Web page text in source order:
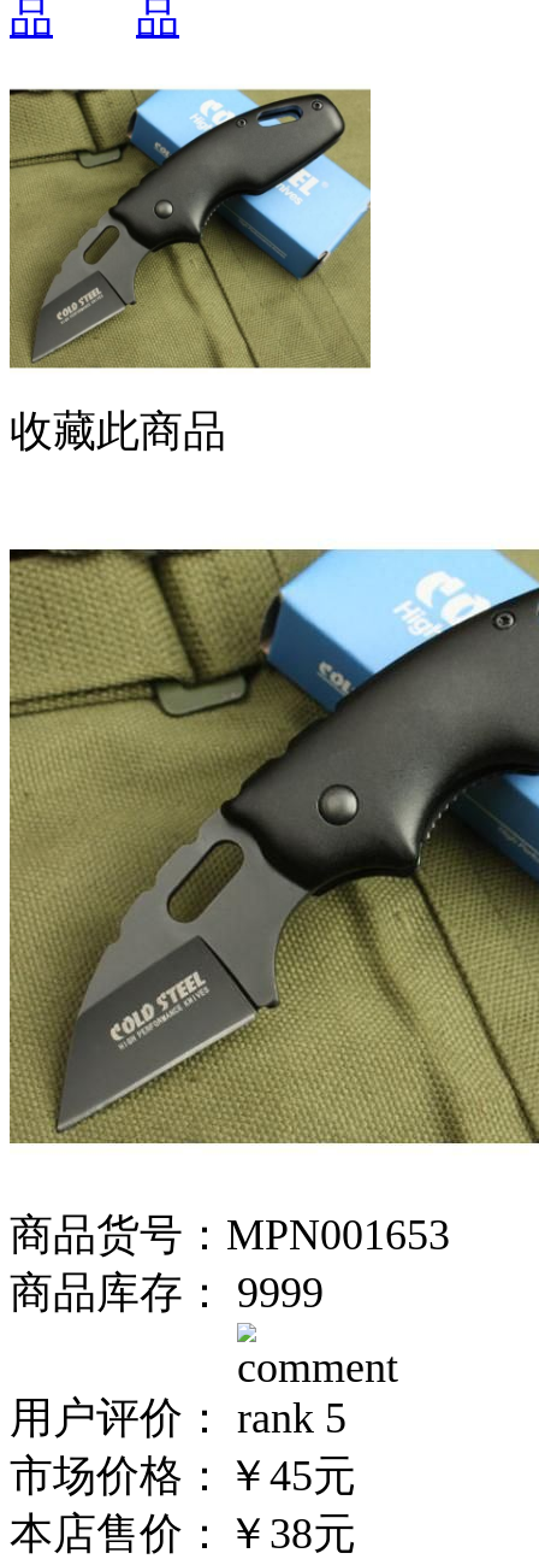
收藏此商品
商品货号：MPN001653
商品库存： 9999
用户评价：
市场价格： ￥45元
本店售价： ￥38元